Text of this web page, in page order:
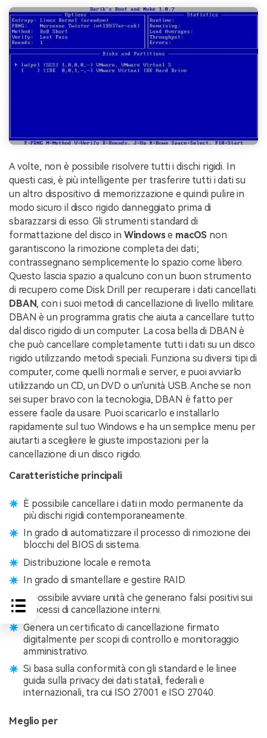
A volte, non è possibile risolvere tutti i dischi rigidi. In
questi casi, è più intelligente per trasferire tutti i dati su
un altro dispositivo di memorizzazione e quindi pulire in
modo sicuro il disco rigido danneggiato prima di
sbarazzarsi di esso. Gli strumenti standard di
formattazione del disco in Windowse macOS non
garantiscono la rimozione completa dei dati;
contrassegnano semplicemente lo spazio come libero.
Questo lascia spazio a qualcuno con un buon strumento
di recupero come Disk Drill per recuperare i dati cancellati.
DBAN, con i suoi metodi di cancellazione di livello militare.
DBAN è un programma gratis che aiuta a cancellare tutto
dal disco rigido di un computer. La cosa bella di DBAN è
che può cancellare completamente tutti i dati su un disco
rigido utilizzando metodi speciali. Funziona su diversi tipi di
computer, come quelli normali e server, e puoi avviarlo
utilizzando un CD, un DVD o un'unità USB. Anche se non
sei super bravo con la tecnologia, DBAN è fatto per
essere facile da usare. Puoi scaricarlo e installarlo
rapidamente sul tuo Windows e ha un semplice menu per
aiutarti a scegliere le giuste impostazioni per la
cancellazione di un disco rigido.
Caratteristiche principali
È possibile cancellare i dati in modo permanente da
più dischi rigidi contemporaneamente.
In grado di automatizzare il processo di rimozione dei
blocchi del BIOS di sistema.
Distribuzione locale e remota.
In grado di smantellare e gestire RAID.
È possibile avviare unità che generano falsi positivi sui
processi di cancellazione interni.
Genera un certificato di cancellazione firmato
digitalmente per scopi di controllo e monitoraggio
amministrativo.
Si basa sulla conformità con gli standard e le linee
guida sulla privacy dei dati statali, federali e
internazionali, tra cui ISO 27001 e ISO 27040.
Meglio per